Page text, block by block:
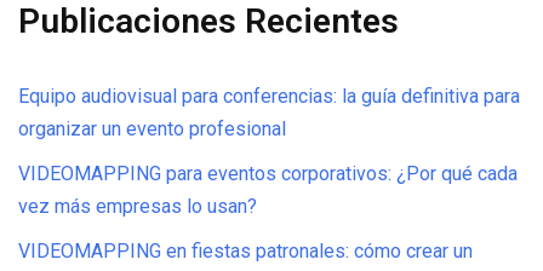
Publicaciones Recientes
Equipo audiovisual para conferencias: la guía definitiva para
organizar un evento profesional
VIDEOMAPPING para eventos corporativos: ¿Por qué cada
vez más empresas lo usan?
VIDEOMAPPING en fiestas patronales: cómo crear un